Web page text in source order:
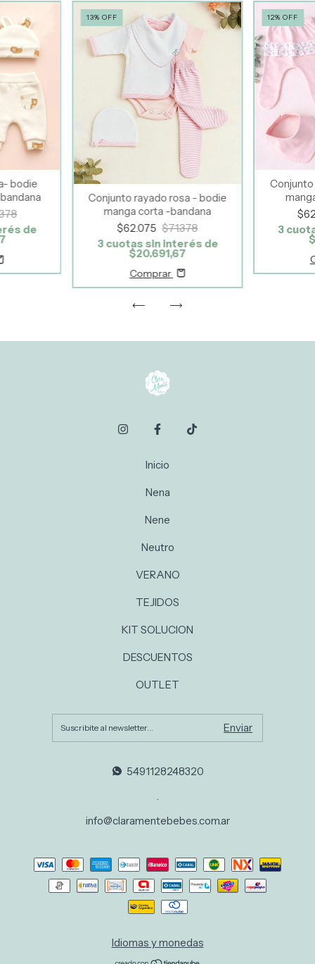
bodie
de
13% OFF
Conjunto rayado rosa - bodie
manga corta -bandana
$62.075 $71.378
3 cuotas sin interés de
$20.691,67
Comprar
12%OFF
3
Inicio
Nena
Nene
Neutro
VERANO
TEJIDOS
KIT SOLUCION
DESCUENTOS
OUTLET
5491128248320
info@claramentebebes.com.ar
Idiomas y monedas